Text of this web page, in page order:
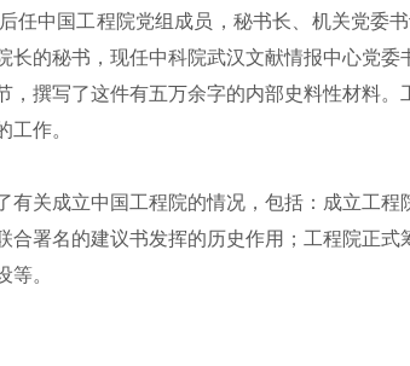
中国工程院党组成员，秘书长、机关党委
的秘书，现任中科院武汉文献情报中心党
撰写了这件有五万余字的内部史料性材料
作。
关成立中国工程院的情况，包括：成立工
署名的建议书发挥的历史作用；工程院正
。